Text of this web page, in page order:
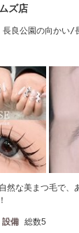
ズ店
良公園の向かい/
然な美まつ毛で、
設備 総数5